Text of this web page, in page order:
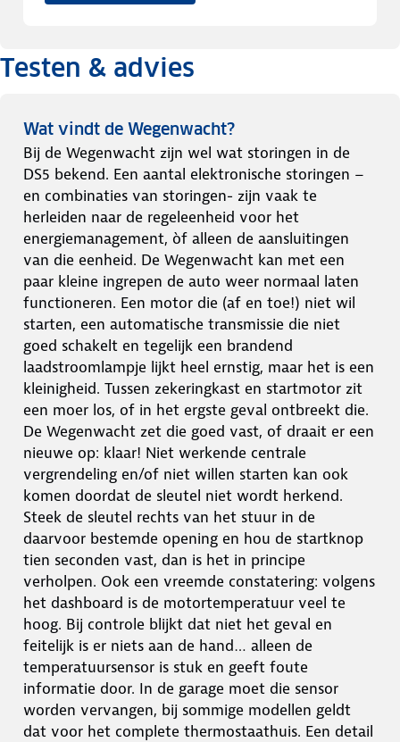
Testen & advies
Wat vindt de Wegenwacht?
Bij de Wegenwacht zijn wel wat storingen in de
DS5 bekend. Een aantal elektronische storingen –
en combinaties van storingen- zijn vaak te
herleiden naar de regeleenheid voor het
energiemanagement, òf alleen de aansluitingen
van die eenheid. De Wegenwacht kan met een
paar kleine ingrepen de auto weer normaal laten
functioneren. Een motor die (af en toe!) niet wil
starten, een automatische transmissie die niet
goed schakelt en tegelijk een brandend
laadstroomlampje lijkt heel ernstig, maar het is een
kleinigheid. Tussen zekeringkast en startmotor zit
een moer los, of in het ergste geval ontbreekt die.
De Wegenwacht zet die goed vast, of draait er een
nieuwe op: klaar! Niet werkende centrale
vergrendeling en/of niet willen starten kan ook
komen doordat de sleutel niet wordt herkend.
Steek de sleutel rechts van het stuur in de
daarvoor bestemde opening en hou de startknop
tien seconden vast, dan is het in principe
verholpen. Ook een vreemde constatering: volgens
het dashboard is de motortemperatuur veel te
hoog. Bij controle blijkt dat niet het geval en
feitelijk is er niets aan de hand… alleen de
temperatuursensor is stuk en geeft foute
informatie door. In de garage moet die sensor
worden vervangen, bij sommige modellen geldt
dat voor het complete thermostaathuis. Een detail